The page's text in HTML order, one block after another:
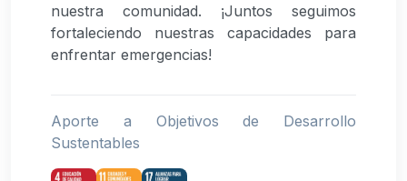
nuestra comunidad. ¡Juntos seguimos
fortaleciendo nuestras capacidades para
enfrentar emergencias!
Aporte a Objetivos de Desarrollo
Sustentables